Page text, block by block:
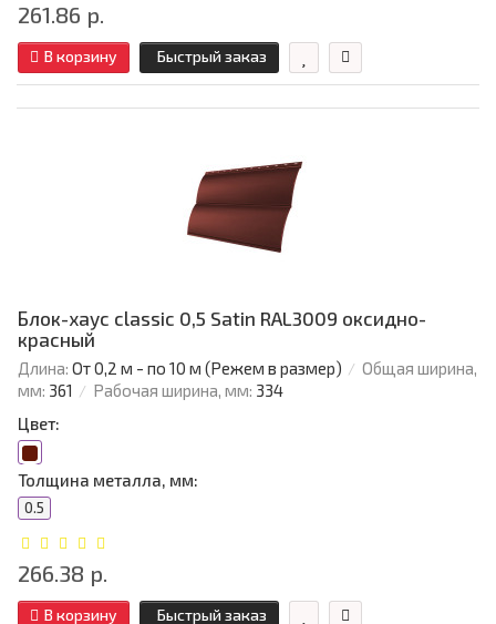
261.86 р.
В корзину Быстрый заказ
Блок-хаус classic 0,5 Satin RAL3009 оксидно-
красный
Длина: От 0,2 м - по 10 м (Режем в размер)
Общая ширина,
мм: 361 Рабочая ширина, мм: 334
Цвет:
Толщина металла, мм:
0.5
266.38 р.
В корзину Быстрый заказ